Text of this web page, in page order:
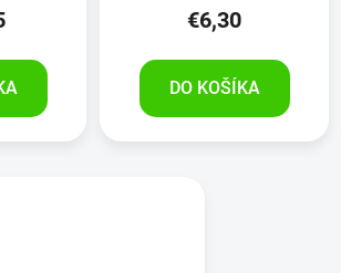
€6,30
DO KOŠÍKA